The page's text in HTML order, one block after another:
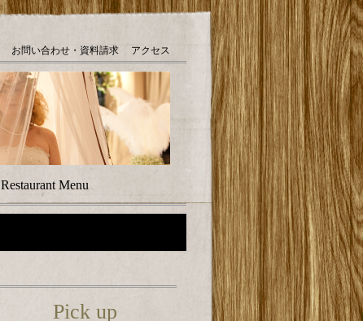
お問い合わせ・資料請求 アクセス
Restaurant Menu
Pick up